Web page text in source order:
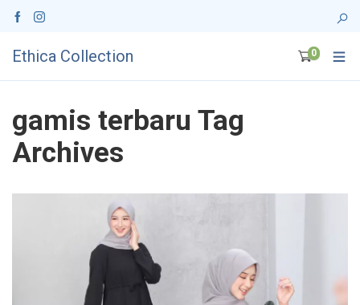
Ethica Collection 0
gamis terbaru Tag
Archives